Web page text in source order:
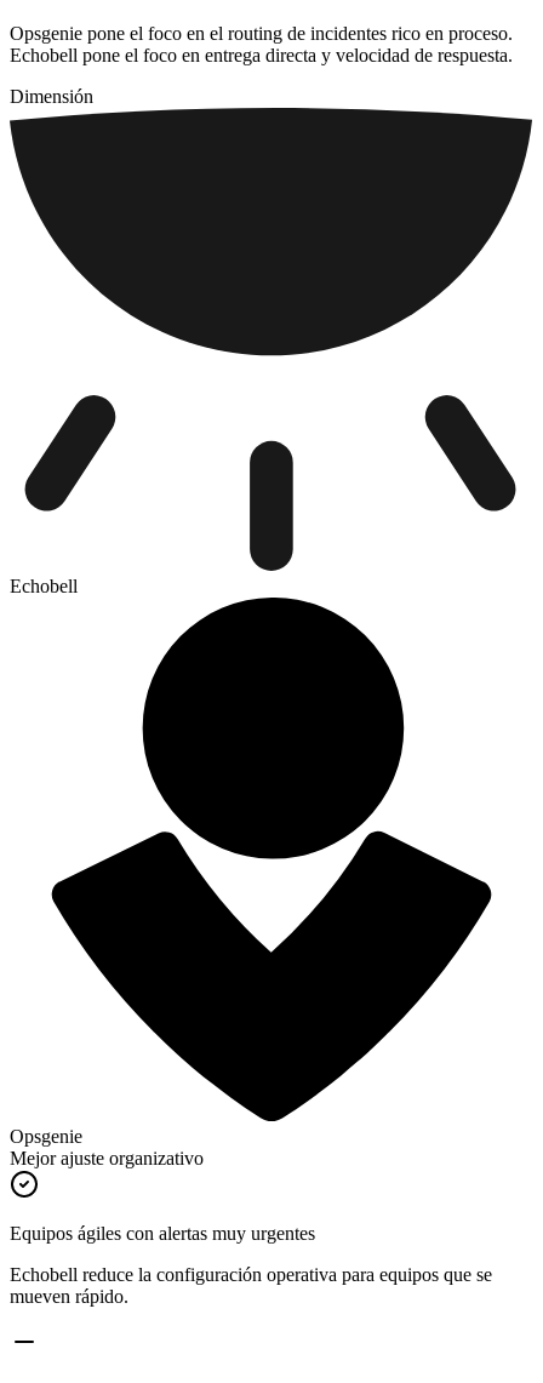
Opsgenie pone el foco en el routing de incidentes rico en proceso.
Echobell pone el foco en entrega directa y velocidad de respuesta.
Dimensión
Echobell
Opsgenie
Mejor ajuste organizativo
Equipos ágiles con alertas muy urgentes
Echobell reduce la configuración operativa para equipos que se
mueven rápido.